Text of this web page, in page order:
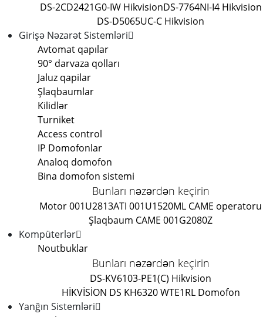
DS-2CD2421G0-IW HikvisionDS-7764NI-I4 Hikvision
DS-D5065UC-C Hikvision
Girişə Nəzarət Sistemləri
Avtomat qapılar
90° darvaza qolları
Jaluz qapilar
Şlaqbaumlar
Kilidlər
Turniket
Access control
IP Domofonlar
Analoq domofon
Bina domofon sistemi
Bunları nəzərdən keçirin
Motor 001U2813ATI 001U1520ML CAME operatoru
Şlaqbaum CAME 001G2080Z
Kompüterlər
Noutbuklar
Bunları nəzərdən keçirin
DS-KV6103-PE1(C) Hikvision
HİKVİSİON DS KH6320 WTE1RL Domofon
Yanğın Sistemləri